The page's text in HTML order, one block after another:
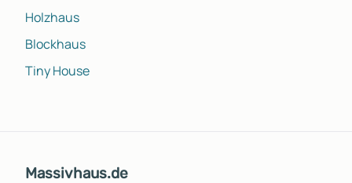
Holzhaus
Blockhaus
Tiny House
Massivhaus.de